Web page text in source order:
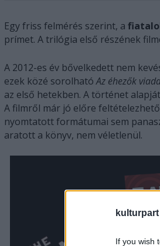
kulturpart
If you wish
Egy friss felmérés szerint, a
prímet. A trilógia első részének
A 2012-es év bővelkedett nem
ezek közé sorolhatóAz éhezők
az első hetekben. A történet
A filmről már jó előre
nyomtatott formátumai sem
aratott a könyv, nem véletlenül.